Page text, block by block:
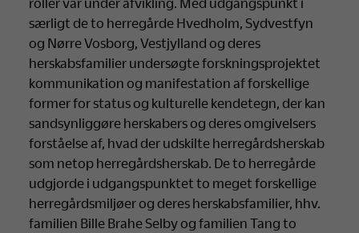
særligt de to herregårde Hvedholm, Sydvestfyn
og Nørre Vosborg, Vestjylland og deres
herskabsfamilier undersøgte forskningsprojektet
kommunikation og manifestation af forskellige
former for status og kulturelle kendetegn, der kan
sandsynliggøre herskabers og deres omgivelsers
forståelse af, hvad der udskilte herregårdsherskab
som netop herregårdsherskab. De to herregårde
udgjorde i udgangspunktet to meget forskellige
herregårdsmiljøer og deres herskabsfamilier, hhv.
familien Bille Brahe Selby og familien Tang to